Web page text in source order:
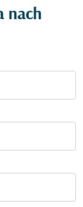
nach